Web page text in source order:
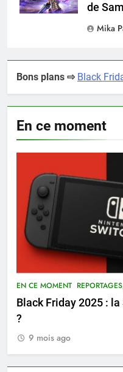
de
Mika
Bons plans ⇨ Black
En ce moment
EN CE MOMENT
Black Friday 2025 :
?
9 mois ago